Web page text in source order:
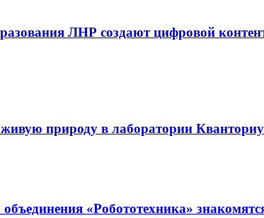
ЛНР создают цифровой
природу в лаборатории
«Робототехника»